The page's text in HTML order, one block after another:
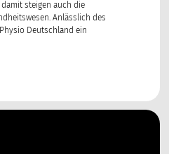
damit steigen auch die
Anlässlich des
Deutschland ein